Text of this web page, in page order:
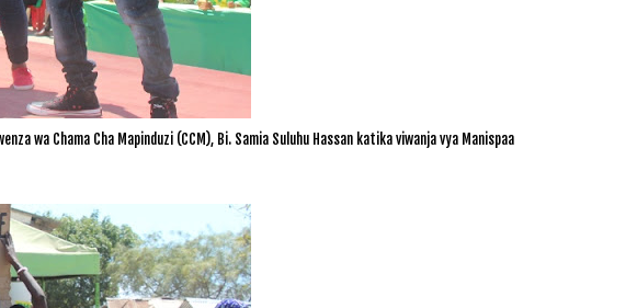
wa Chama Cha Mapinduzi (CCM), Bi. Samia Suluhu Hassan katika viwanja vya Manispaa